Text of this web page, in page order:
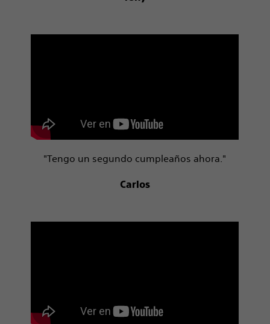
"Tengo un segundo cumpleaños ahora."
Carlos